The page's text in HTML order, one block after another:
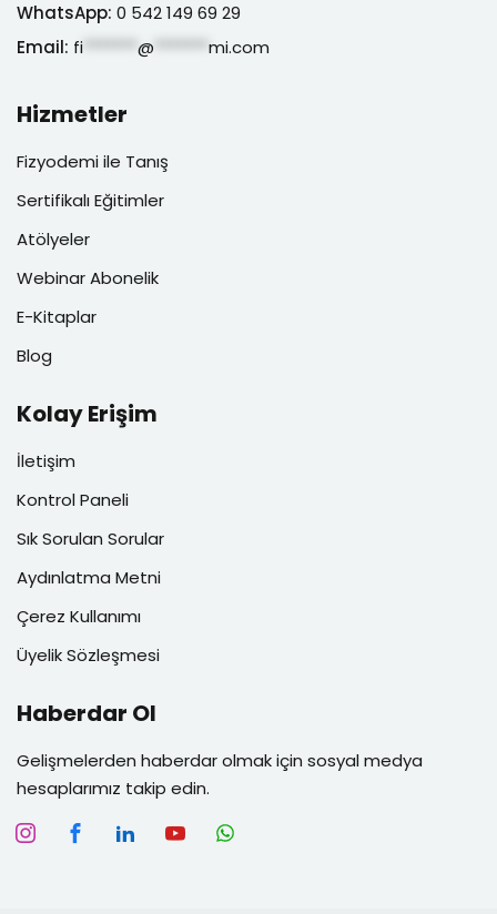
WhatsApp: 0 542 149 69 29
Email: fi @ mi.com
Hizmetler
Fizyodemi ile Tanış
Sertifikalı Eğitimler
Atölyeler
Webinar Abonelik
E-Kitaplar
Blog
Kolay Erişim
İletişim
Kontrol Paneli
Sık Sorulan Sorular
Aydınlatma Metni
Çerez Kullanımı
Üyelik Sözleşmesi
Haberdar Ol
Gelişmelerden haberdar olmak için sosyal medya
hesaplarımız takip edin.